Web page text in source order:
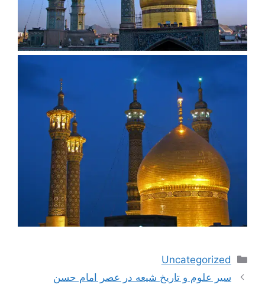
دسته‌ها
Uncategorized
سیر علوم و تاریخ شیعه در عصر امام حسن